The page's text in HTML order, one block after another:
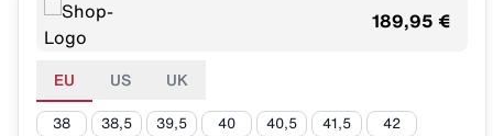
189,95 €
EU US UK
38 38,5 39,5 40 40,5 41,5 42